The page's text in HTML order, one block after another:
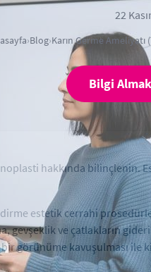
22
›Blog›Karın Germe
Bilgi
hakkında
estetik cerrahi
ve çatlakların
bir görünüme kavuşulması